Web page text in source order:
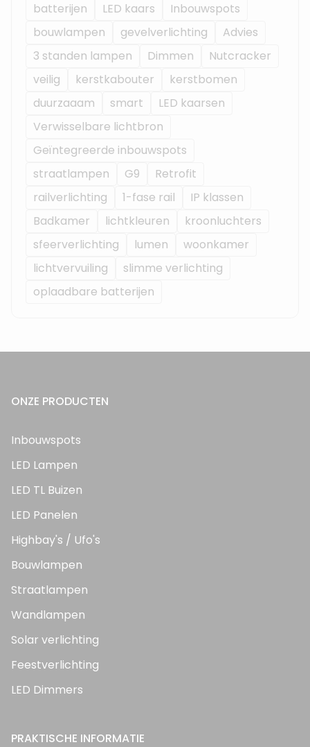
batterijen
LED kaars
Inbouwspots
bouwlampen
gevelverlichting
Advies
3 standen lampen
Dimmen
Nutcracker
veilig
kerstkabouter
kerstbomen
duurzaaam
smart
LED kaarsen
Verwisselbare lichtbron
Geïntegreerde inbouwspots
straatlampen
G9
Retrofit
railverlichting
1-fase rail
IP klassen
Badkamer
lichtkleuren
kroonluchters
sfeerverlichting
lumen
woonkamer
lichtvervuiling
slimme verlichting
oplaadbare batterijen
ONZE PRODUCTEN
Inbouwspots
LED Lampen
LED TL Buizen
LED Panelen
Highbay's / Ufo's
Bouwlampen
Straatlampen
Wandlampen
Solar verlichting
Feestverlichting
LED Dimmers
PRAKTISCHE INFORMATIE